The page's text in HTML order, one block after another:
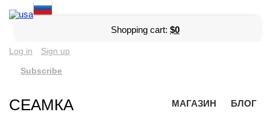
Shopping cart: $0
Log in Sign up
Subscribe
СЕАМКА МАГАЗИН БЛОГ